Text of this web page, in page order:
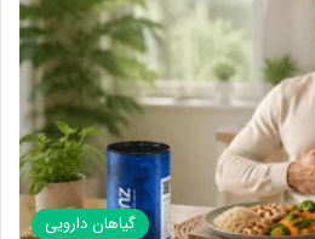
گیاهان دارویی